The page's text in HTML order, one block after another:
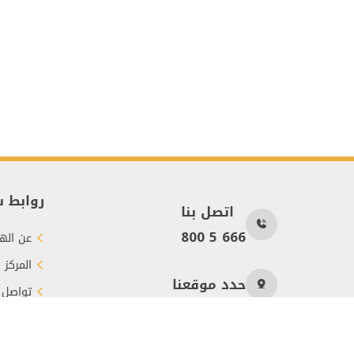
اتصل بنا
800 5 666
حدد موقعنا
عن